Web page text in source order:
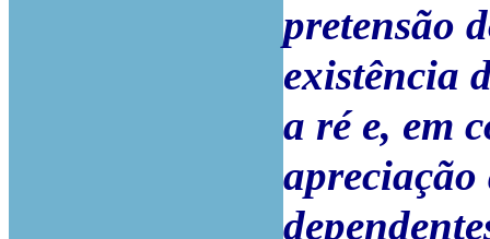
pretensão
existência
a ré e, em
apreciação